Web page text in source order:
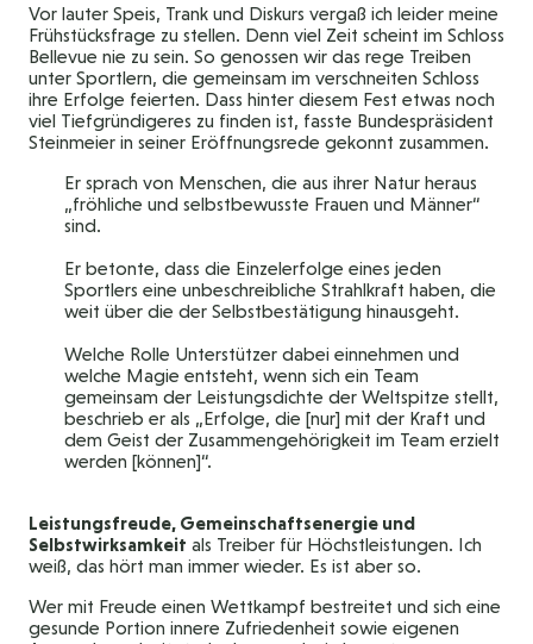
Vor lauter Speis, Trank und Diskurs vergaß ich leider meine
Frühstücksfrage zu stellen. Denn viel Zeit scheint im Schloss
Bellevue nie zu sein. So genossen wir das rege Treiben
unter Sportlern, die gemeinsam im verschneiten Schloss
ihre Erfolge feierten. Dass hinter diesem Fest etwas noch
viel Tiefgründigeres zu finden ist, fasste Bundespräsident
Steinmeier in seiner Eröffnungsrede gekonnt zusammen.
Er sprach von Menschen, die aus ihrer Natur heraus
„fröhliche und selbstbewusste Frauen und Männer“
sind.
Er betonte, dass die Einzelerfolge eines jeden
Sportlers eine unbeschreibliche Strahlkraft haben, die
weit über die der Selbstbestätigung hinausgeht.
Welche Rolle Unterstützer dabei einnehmen und
welche Magie entsteht, wenn sich ein Team
gemeinsam der Leistungsdichte der Weltspitze stellt,
beschrieb er als „Erfolge, die [nur] mit der Kraft und
dem Geist der Zusammengehörigkeit im Team erzielt
werden [können]“.
Leistungsfreude, Gemeinschaftsenergie und
Selbstwirksamkeit als Treiber für Höchstleistungen. Ich
weiß, das hört man immer wieder. Es ist aber so.
Wer mit Freude einen Wettkampf bestreitet und sich eine
gesunde Portion innere Zufriedenheit sowie eigenen